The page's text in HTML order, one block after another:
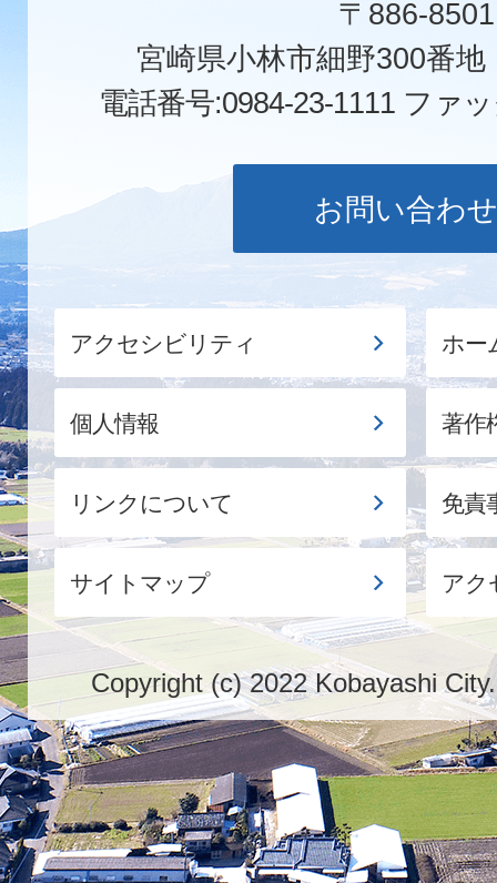
〒886-8501
宮崎県小林市細野300番
電話番号:0984-23-1111 ファ
お問い合わせ
アクセシビリティ ホー
個人情報 著作
リンクについて 免責
サイトマップ アク
Copyright (c) 2022 Kobayashi